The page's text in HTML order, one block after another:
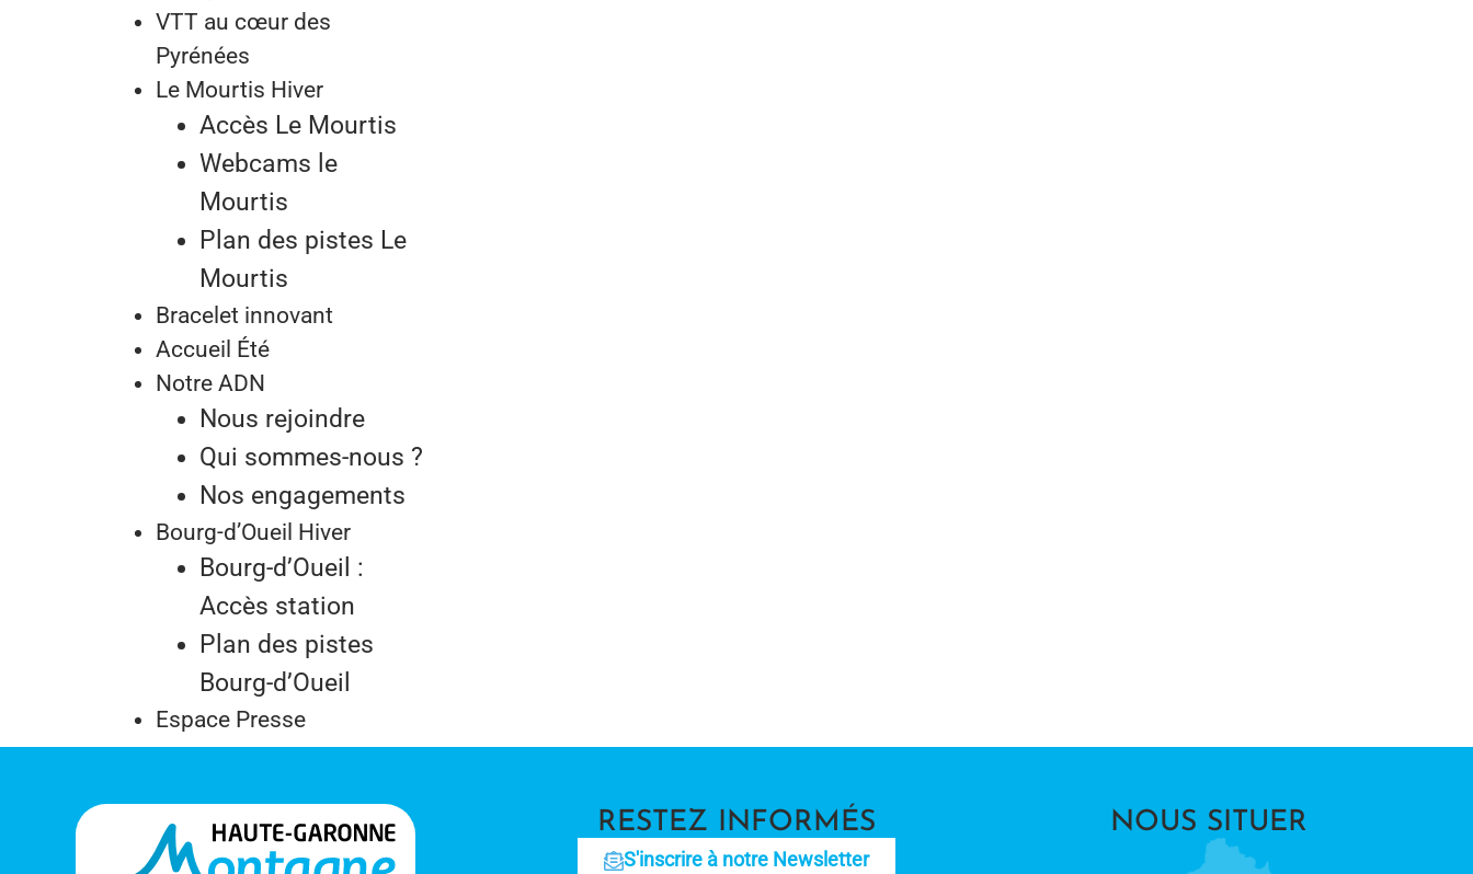
VTT au cœur des
Pyrénées
Le Mourtis Hiver
Accès Le Mourtis
Webcams le
Mourtis
Plan des pistes Le
Mourtis
Bracelet innovant
Accueil Été
Notre ADN
Nous rejoindre
Qui sommes-nous ?
Nos engagements
Bourg-d’Oueil Hiver
Bourg-d’Oueil :
Accès station
Plan des pistes
Bourg-d’Oueil
Espace Presse
RESTEZ INFORMÉS
S'inscrire à notre Newsletter
NOUS SITUER